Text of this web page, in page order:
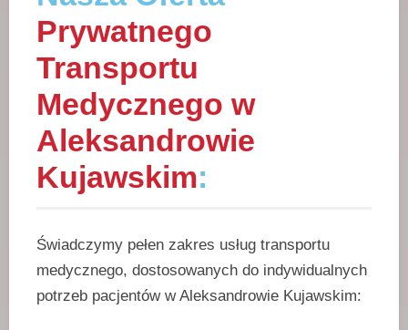
Prywatnego
Transportu
Medycznego w
Aleksandrowie
Kujawskim:
Świadczymy pełen zakres usług transportu
medycznego, dostosowanych do indywidualnych
potrzeb pacjentów w Aleksandrowie Kujawskim: